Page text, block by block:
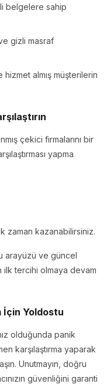
belgelere sahip
gizli masraf
hizmet almış müşterilerin
çekici firmalarını bir
yapma
zaman kazanabilirsiniz.
arayüzü ve güncel
tercihi olmaya devam
İçin Yoldostu
olduğunda panik
karşılaştırma yaparak
Unutmayın, doğru
güvenliğini garanti